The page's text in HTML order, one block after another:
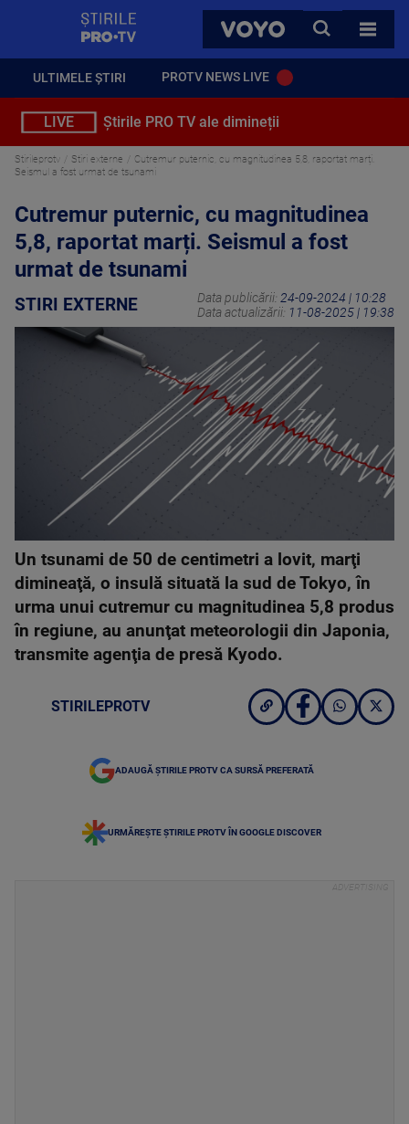
VOYO
CAUTA
TOATE
ULTIMELE ȘTIRI PROTV NEWS LIVE
LIVE Știrile PRO TV ale dimineții
Stirileprotv Stiri externe
Cutremur puternic, cu magnitudinea 5,8, raportat marți.
Seismul a fost urmat de tsunami
Cutremur puternic, cu magnitudinea
5,8, raportat marți. Seismul a fost
urmat de tsunami
STIRI EXTERNE Data publicării: 24-09-2024 | 10:28
Data actualizării: 11-08-2025 | 19:38
Un tsunami de 50 de centimetri a lovit, marţi
dimineaţă, o insulă situată la sud de Tokyo, în
urma unui cutremur cu magnitudinea 5,8 produs
în regiune, au anunţat meteorologii din Japonia,
transmite agenţia de presă Kyodo.
STIRILEPROTV
ADAUGĂ ȘTIRILE PROTV CA SURSĂ PREFERATĂ
URMĂREȘTE ȘTIRILE PROTV ÎN GOOGLE DISCOVER